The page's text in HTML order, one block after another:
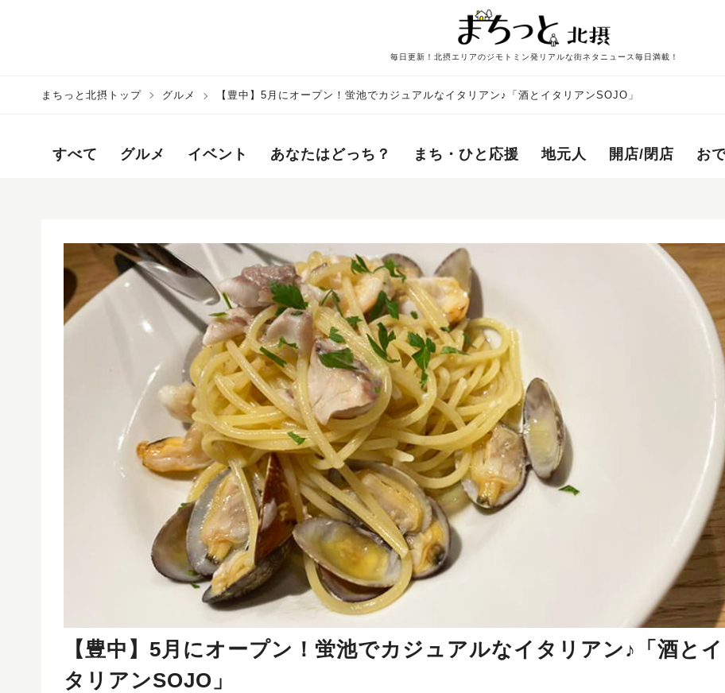
毎日更新！北摂エリアのジモトミン発リアルな街ネタニュース毎日満載！
まちっと北摂トップ グルメ 【豊中】5月にオープン！蛍池でカジュアルなイタリアン♪「酒とイタリアンSOJO」
すべて グルメ イベント あなたはどっち？ まち・ひと応援 地元人 開店/閉店 お
【豊中】5月にオープン！蛍池でカジュアルなイタリアン♪「酒とイ
タリアンSOJO」